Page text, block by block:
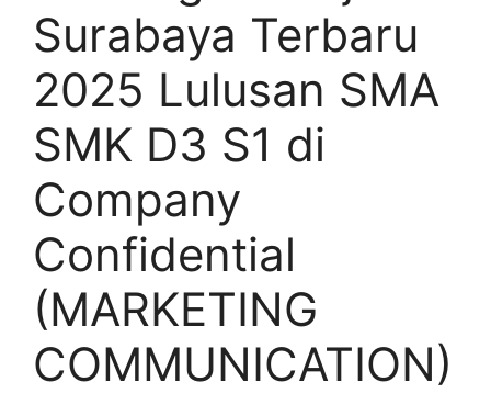
Surabaya Terbaru
2025 Lulusan SMA
SMK D3 S1 di
Company
Confidential
(MARKETING
COMMUNICATION)